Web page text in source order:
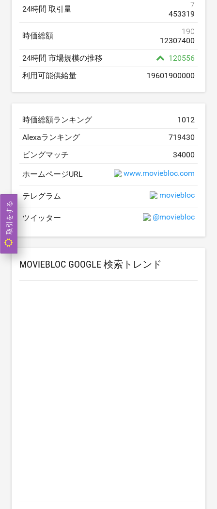
24時間 取引量
7
453319
時価総額
190
12307400
24時間 市場規模の推移
120556
利用可能供給量
19601900000
時価総額ランキング
1012
Alexaランキング
719430
ビングマッチ
34000
ホームページURL www.moviebloc.com
テレグラム moviebloc
ツイッター @moviebloc
MOVIEBLOC GOOGLE 検索トレンド
取引をする